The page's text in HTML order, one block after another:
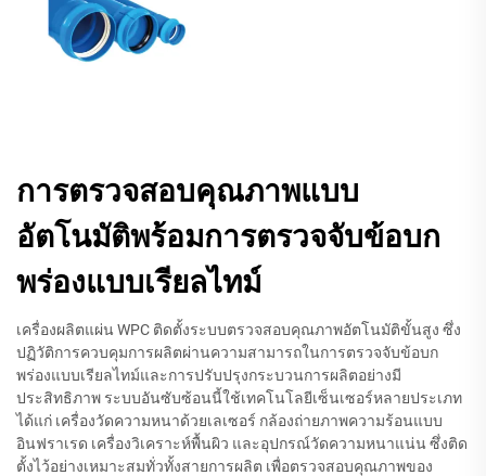
การตรวจสอบคุณภาพแบบ
อัตโนมัติพร้อมการตรวจจับข้อบก
พร่องแบบเรียลไทม์
เครื่องผลิตแผ่น WPC ติดตั้งระบบตรวจสอบคุณภาพอัตโนมัติขั้นสูง ซึ่ง
ปฏิวัติการควบคุมการผลิตผ่านความสามารถในการตรวจจับข้อบก
พร่องแบบเรียลไทม์และการปรับปรุงกระบวนการผลิตอย่างมี
ประสิทธิภาพ ระบบอันซับซ้อนนี้ใช้เทคโนโลยีเซ็นเซอร์หลายประเภท
ได้แก่ เครื่องวัดความหนาด้วยเลเซอร์ กล้องถ่ายภาพความร้อนแบบ
อินฟราเรด เครื่องวิเคราะห์พื้นผิว และอุปกรณ์วัดความหนาแน่น ซึ่งติด
ตั้งไว้อย่างเหมาะสมทั่วทั้งสายการผลิต เพื่อตรวจสอบคุณภาพของ